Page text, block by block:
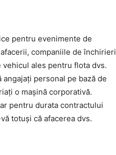
pentru evenimente de
companiile de închirieri
ales pentru flota dvs.
personal pe bază de
o mașină corporativă.
pentru durata contractului
totuși că afacerea dvs.